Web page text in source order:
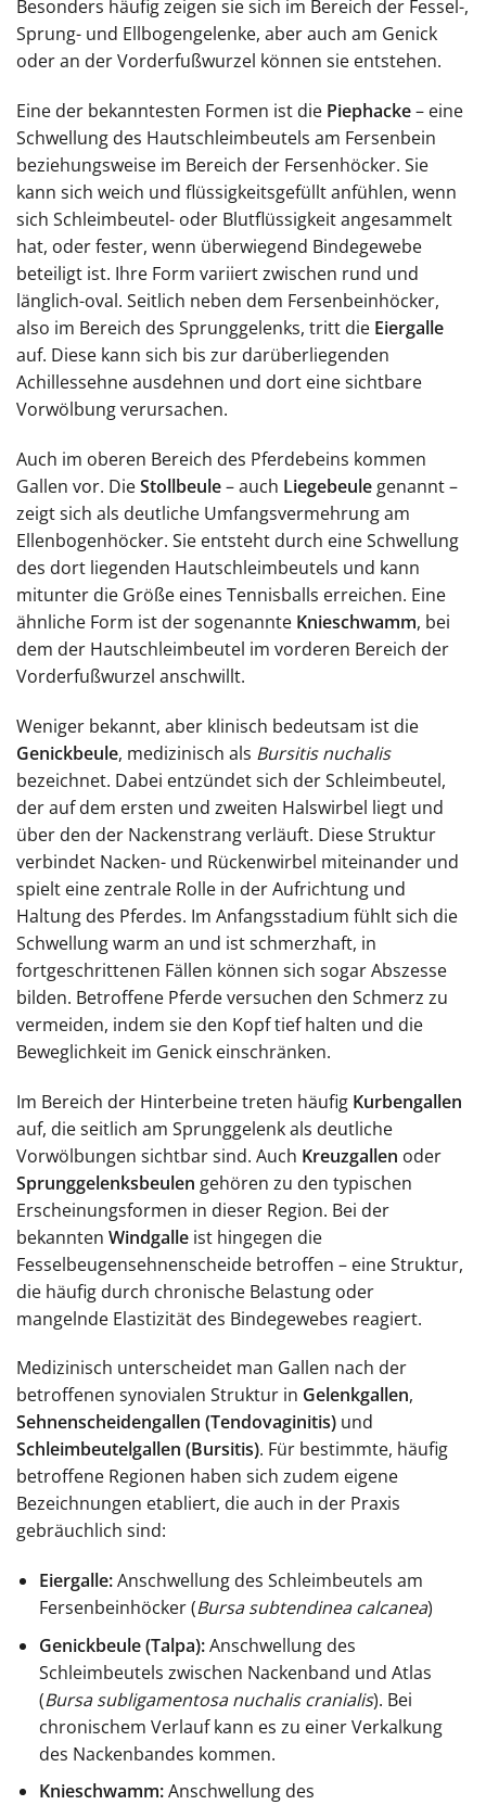
Besonders häufig zeigen sie sich im Bereich der Fessel-,
Sprung- und Ellbogengelenke, aber auch am Genick
oder an der Vorderfußwurzel können sie entstehen.
Eine der bekanntesten Formen ist die Piephacke– eine
Schwellung des Hautschleimbeutels am Fersenbein
beziehungsweise im Bereich der Fersenhöcker. Sie
kann sich weich und flüssigkeitsgefüllt anfühlen, wenn
sich Schleimbeutel- oder Blutflüssigkeit angesammelt
hat, oder fester, wenn überwiegend Bindegewebe
beteiligt ist. Ihre Form variiert zwischen rund und
länglich-oval. Seitlich neben dem Fersenbeinhöcker,
also im Bereich des Sprunggelenks, tritt die Eiergalle
auf. Diese kann sich bis zur darüberliegenden
Achillessehne ausdehnen und dort eine sichtbare
Vorwölbung verursachen.
Auch im oberen Bereich des Pferdebeins kommen
Gallen vor. DieStollbeule– auch Liegebeule genannt –
zeigt sich als deutliche Umfangsvermehrung am
Ellenbogenhöcker. Sie entsteht durch eine Schwellung
des dort liegenden Hautschleimbeutels und kann
mitunter die Größe eines Tennisballs erreichen. Eine
ähnliche Form ist der sogenannte Knieschwamm, bei
dem der Hautschleimbeutel im vorderen Bereich der
Vorderfußwurzel anschwillt.
Weniger bekannt, aber klinisch bedeutsam ist die
Genickbeule, medizinisch als Bursitis nuchalis
bezeichnet. Dabei entzündet sich der Schleimbeutel,
der auf dem ersten und zweiten Halswirbel liegt und
über den der Nackenstrang verläuft. Diese Struktur
verbindet Nacken- und Rückenwirbel miteinander und
spielt eine zentrale Rolle in der Aufrichtung und
Haltung des Pferdes. Im Anfangsstadium fühlt sich die
Schwellung warm an und ist schmerzhaft, in
fortgeschrittenen Fällen können sich sogar Abszesse
bilden. Betroffene Pferde versuchen den Schmerz zu
vermeiden, indem sie den Kopf tief halten und die
Beweglichkeit im Genick einschränken.
Im Bereich der Hinterbeine treten häufig Kurbengallen
auf, die seitlich am Sprunggelenk als deutliche
Vorwölbungen sichtbar sind. Auch Kreuzgallen oder
Sprunggelenksbeulen gehören zu den typischen
Erscheinungsformen in dieser Region. Bei der
bekannten Windgalle ist hingegen die
Fesselbeugensehnenscheide betroffen – eine Struktur,
die häufig durch chronische Belastung oder
mangelnde Elastizität des Bindegewebes reagiert.
Medizinisch unterscheidet man Gallen nach der
betroffenen synovialen Struktur in Gelenkgallen,
Sehnenscheidengallen (Tendovaginitis) und
Schleimbeutelgallen (Bursitis). Für bestimmte, häufig
betroffene Regionen haben sich zudem eigene
Bezeichnungen etabliert, die auch in der Praxis
gebräuchlich sind:
Eiergalle:Anschwellung des Schleimbeutels am
Fersenbeinhöcker (Bursa subtendinea calcanea)
Genickbeule (Talpa):Anschwellung des
Schleimbeutels zwischen Nackenband und Atlas
(Bursa subligamentosa nuchalis cranialis). Bei
chronischem Verlauf kann es zu einer Verkalkung
des Nackenbandes kommen.
Knieschwamm:Anschwellung des